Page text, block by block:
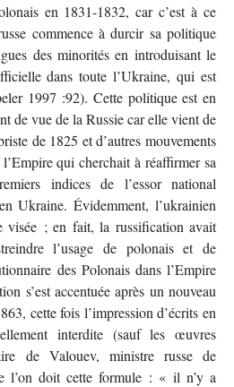
en 1831-1832, car c’est à ce
commence à durcir sa politique
des minorités en introduisant le
dans toute l’Ukraine, qui est
1997 :92). Cette politique est en
de vue de la Russie car elle vient de
de 1825 et d’autres mouvements
qui cherchait à réaffirmer sa
indices de l’essor national
Ukraine. Évidemment, l’ukrainien
visée ; en fait, la russification avait
l’usage de polonais et de
des Polonais dans l’Empire
s’est accentuée après un nouveau
cette fois l’impression d’écrits en
interdite (sauf les œuvres
de Valouev, ministre russe de
l’on doit cette formule : « il n’y a